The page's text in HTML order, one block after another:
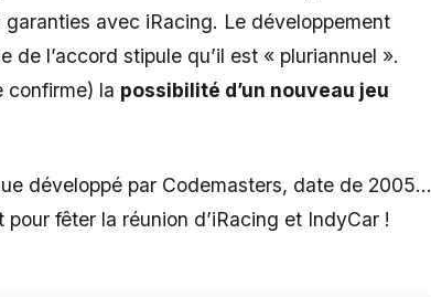
avec iRacing. Le développement
de l’accord stipule qu’il est « pluriannuel ».
confirme) la possibilité d’un nouveau jeu
développé par Codemasters, date de 2005…
fêter la réunion d’iRacing et IndyCar !